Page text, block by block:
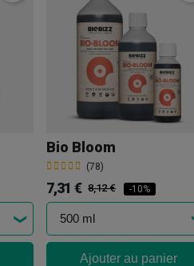
Bio Bloom
(78)
7,31 € 8,12 € -10%
Ajouter au panier